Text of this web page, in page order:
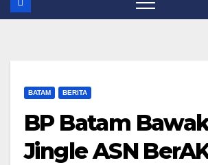
BATAM BERITA
BP Batam
Jingle ASN